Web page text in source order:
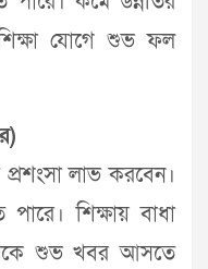
যোগে শুভ ফল
প্রশংসা লাভ করবেন।
শিক্ষায় বাধা
শুভ খবর আসতে